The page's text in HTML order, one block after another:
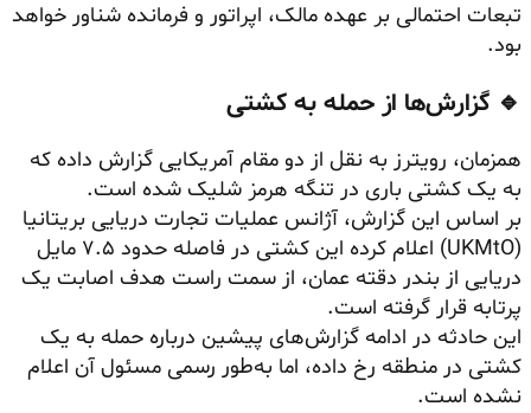
تبعات احتمالی بر عهده مالک، اپراتور و فرمانده شناور خواهد
بود.
🔹 گزارش‌ها از حمله به کشتی
همزمان، رویترز به نقل از دو مقام آمریکایی گزارش داده که
به یک کشتی باری در تنگه هرمز شلیک شده است.
بر اساس این گزارش، آژانس عملیات تجارت دریایی بریتانیا
(UKMtO) اعلام کرده این کشتی در فاصله حدود ۷.۵ مایل
دریایی از بندر دقته عمان، از سمت راست هدف اصابت یک
پرتابه قرار گرفته است.
این حادثه در ادامه گزارش‌های پیشین درباره حمله به یک
کشتی در منطقه رخ داده، اما به‌طور رسمی مسئول آن اعلام
نشده است.